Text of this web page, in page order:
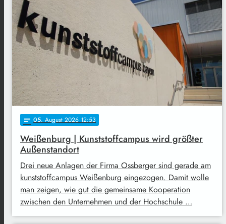
notes 05. August 2026 12:53
Weißenburg | Kunststoffcampus wird größter
Außenstandort
Drei neue Anlagen der Firma Ossberger sind gerade am
kunststoffcampus Weißenburg eingezogen. Damit wolle
man zeigen, wie gut die gemeinsame Kooperation
zwischen den Unternehmen und der Hochschule …